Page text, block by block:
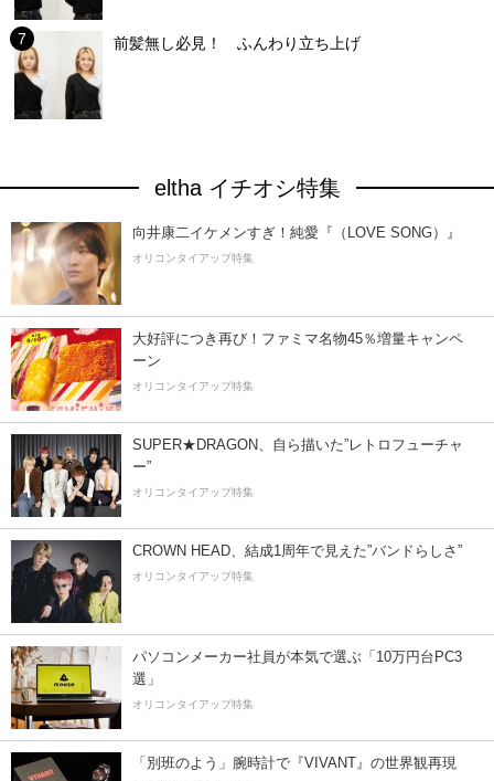
前髪無し必見！ ふんわり立ち上げ
eltha イチオシ特集
向井康二イケメンすぎ！純愛『（LOVE SONG）』
オリコンタイアップ特集
大好評につき再び！ファミマ名物45％増量キャンペ
ーン
オリコンタイアップ特集
SUPER★DRAGON、自ら描いた”レトロフューチャ
ー”
オリコンタイアップ特集
CROWN HEAD、結成1周年で見えた”バンドらしさ”
オリコンタイアップ特集
パソコンメーカー社員が本気で選ぶ「10万円台PC3
選」
オリコンタイアップ特集
「別班のよう」腕時計で『VIVANT』の世界観再現